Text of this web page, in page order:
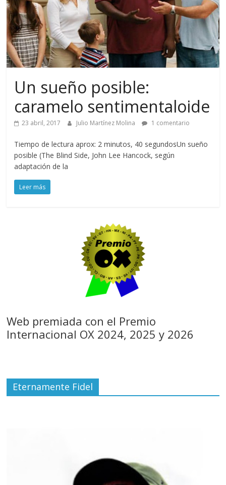
Un sueño posible:
caramelo sentimentaloide
23 abril, 2017 Julio Martínez Molina 1 comentario
Tiempo de lectura aprox: 2 minutos, 40 segundosUn sueño
posible (The Blind Side, John Lee Hancock, según
adaptación de la
Leer más
Web premiada con el Premio
Internacional OX 2024, 2025 y 2026
Eternamente Fidel